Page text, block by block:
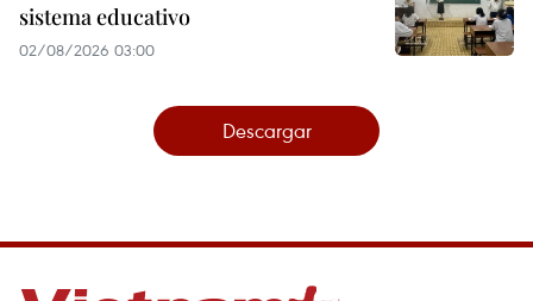
sistema educativo
02/08/2026 03:00
Descargar